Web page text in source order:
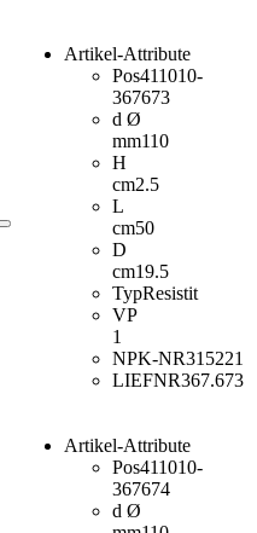
Artikel-Attribute
Pos411010-
367673
d Ø
mm110
H
cm2.5
L
cm50
D
cm19.5
TypResistit
VP
1
NPK-NR315221
LIEFNR367.673
Artikel-Attribute
Pos411010-
367674
d Ø